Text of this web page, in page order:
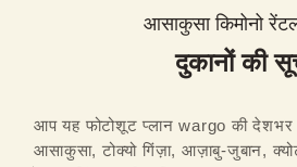
आसाकुसा किमोनो
दुकानों की
आप यह फोटोशूट प्लान wargo की देशभर
आसाकुसा, टोक्यो गिंज़ा, आज़ाबु-जुबान,